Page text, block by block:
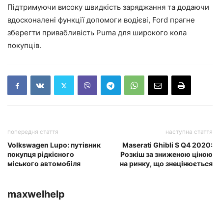
Підтримуючи високу швидкість заряджання та додаючи
вдосконалені функції допомоги водієві, Ford прагне
зберегти привабливість Puma для широкого кола
покупців.
попередня стаття
Volkswagen Lupo: путівник
покупця рідкісного
міського автомобіля
наступна стаття
Maserati Ghibli S Q4 2020:
Розкіш за зниженою ціною
на ринку, що знецінюється
maxwelhelp